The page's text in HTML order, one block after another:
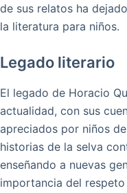
de sus relatos ha
la literatura para niños.
Legado literario
El legado de Horacio
actualidad, con sus
apreciados por niños
historias de la selva
enseñando a nuevas
importancia del